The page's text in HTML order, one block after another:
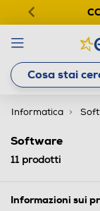
Informatica
Software
11prodotti
Informazioni sui